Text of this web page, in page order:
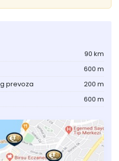
90 km
600 m
prevoza
200 m
600 m